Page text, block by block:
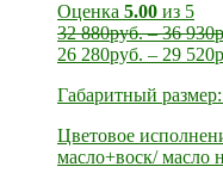
Оценка 5.00 из 5
32 880руб.–36 930
26 280руб. – 29 520
Габаритный
Цветовое
масло+воск/ масло